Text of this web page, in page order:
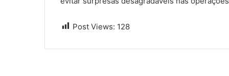
Post Views: 128